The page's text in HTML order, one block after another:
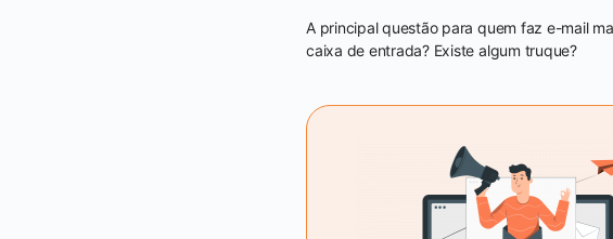
A principal questão para quem faz e-mail
caixa de entrada? Existe algum truque?